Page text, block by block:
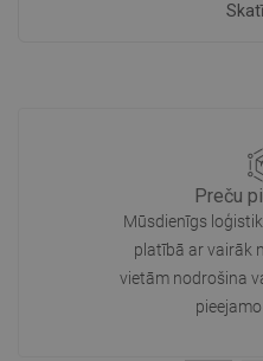
Preču
Mūsdienīgs
platībā ar vairāk
vietām nodrošina